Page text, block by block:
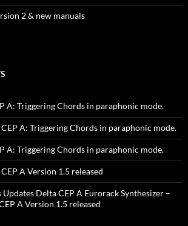
2 & new manuals
A: Triggering Chords in paraphonic mode.
A: Triggering Chords in paraphonic mode.
A: Triggering Chords in paraphonic mode.
A Version 1.5 released
Updates Delta CEP A Eurorack Synthesizer –
A Version 1.5 released